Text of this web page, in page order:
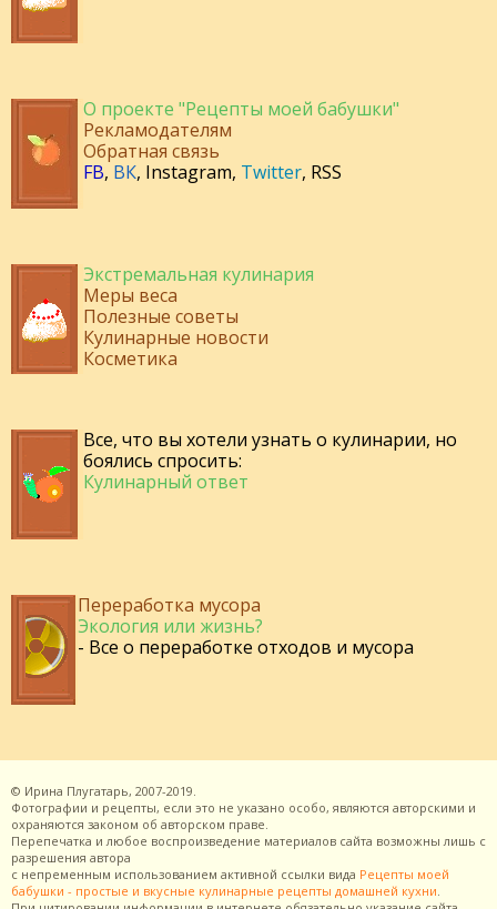
О проекте "Рецепты моей бабушки"
Рекламодателям
Обратная связь
FB, ВК, Instagram, Twitter, RSS
Экстремальная кулинария
Меры веса
Полезные советы
Кулинарные новости
Косметика
Все, что вы хотели узнать о кулинарии, но
боялись спросить:
Кулинарный ответ
Переработка мусора
Экология или жизнь?
- Все о переработке отходов и мусора
© Ирина Плугатарь, 2007-2019.
Фотографии и рецепты, если это не указано особо, являются авторскими и
охраняются законом об авторском праве.
Перепечатка и любое воспроизведение материалов сайта возможны лишь с
разрешения автора
с непременным использованием активной ссылки вида Рецепты моей
бабушки - простые и вкусные кулинарные рецепты домашней кухни.